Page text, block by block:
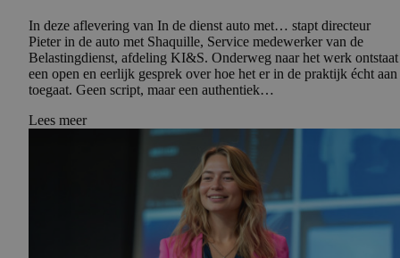
In deze aflevering van In de dienst auto met… stapt directeur
Pieter in de auto met Shaquille, Service medewerker van de
Belastingdienst, afdeling KI&S. Onderweg naar het werk ontstaat
een open en eerlijk gesprek over hoe het er in de praktijk écht aan
toegaat. Geen script, maar een authentiek…
Lees meer